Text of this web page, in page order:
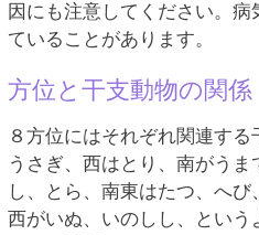
因にも注意してください。
ていることがあります。
方位と干支動物の関係
８方位にはそれぞれ関連す
うさぎ、西はとり、南がう
し、とら、南東はたつ、へ
西がいぬ、いのしし、とい